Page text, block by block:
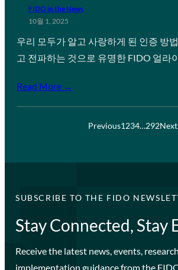
FIDO in the News
10월 1, 2025
우리 모두가 알고 사랑하게 된 인증 방
고 전파하는 것으로 유명한 FIDO 얼라
Read More →
Previous1234…292Next
SUBSCRIBE TO THE FIDO
Stay Connected, Stay
Receive the latest news, events,
implementation guidance from the